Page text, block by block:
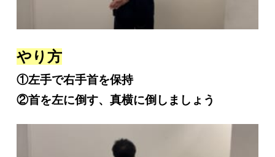
やり方
①左手で右手首を保持
②首を左に倒す、真横に倒しましょう